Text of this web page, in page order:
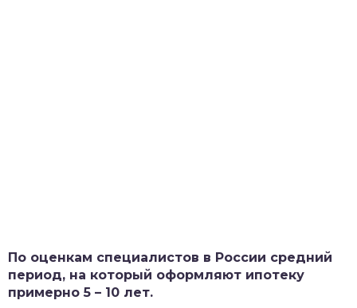
По оценкам специалистов в России средний
период, на который оформляют ипотеку
примерно 5 – 10 лет.